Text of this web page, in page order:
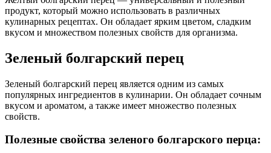
продукт, который можно использовать в различных
кулинарных рецептах. Он обладает ярким цветом, сладким
вкусом и множеством полезных свойств для организма.
Зеленый болгарский перец
Зеленый болгарский перец является одним из самых
популярных ингредиентов в кулинарии. Он обладает сочным
вкусом и ароматом, а также имеет множество полезных
свойств.
Полезные свойства зеленого болгарского перца: